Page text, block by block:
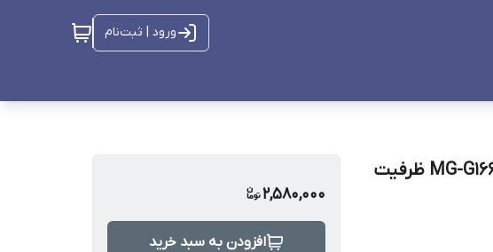
ورود | ثبت‌نام
پاور بانک فست شارژ بوکو MG-G166 QC3.0 PD 18W ظرفیت
2,580,000
افزودن به سبد خرید